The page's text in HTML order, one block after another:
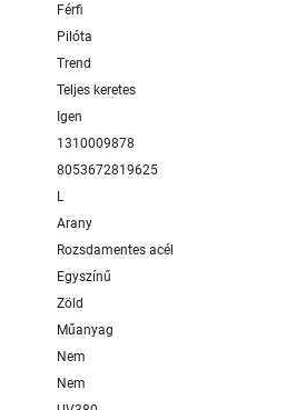
Férfi
Pilóta
Trend
Teljes keretes
Igen
1310009878
8053672819625
L
Arany
Rozsdamentes acél
Egyszínű
Zöld
Műanyag
Nem
Nem